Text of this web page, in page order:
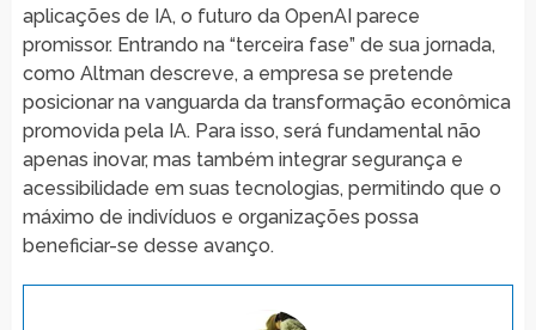
aplicações de IA, o futuro da OpenAI parece
promissor. Entrando na “terceira fase” de sua jornada,
como Altman descreve, a empresa se pretende
posicionar na vanguarda da transformação econômica
promovida pela IA. Para isso, será fundamental não
apenas inovar, mas também integrar segurança e
acessibilidade em suas tecnologias, permitindo que o
máximo de indivíduos e organizações possa
beneficiar-se desse avanço.